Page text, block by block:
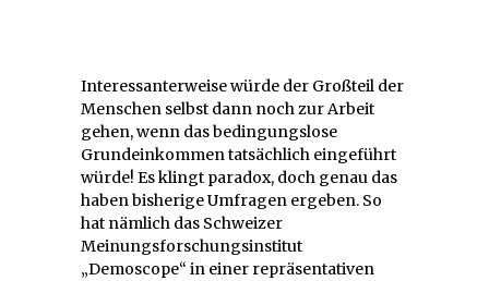
Interessanterweise würde der Großteil der
Menschen selbst dann noch zur Arbeit
gehen, wenn das bedingungslose
Grundeinkommen tatsächlich eingeführt
würde! Es klingt paradox, doch genau das
haben bisherige Umfragen ergeben. So
hat nämlich das Schweizer
Meinungsforschungsinstitut
„Demoscope“ in einer repräsentativen